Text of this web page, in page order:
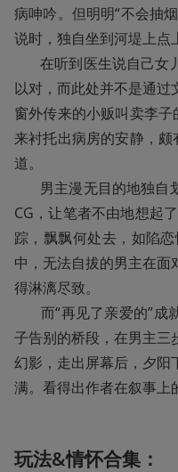
病呻吟。但明明“不会抽
说时，独自坐到河堤上点
       在听到医生说自己女儿病情严重时，男主顿时沉默无言
以对，而此处并不是通过
窗外传来的小贩叫卖李子
来衬托出病房的安静，颇
道。
CG，让笔者不由地想起
踪，飘飘何处去，如陷
中，无法自拔的男主在
得淋漓尽致。
子告别的桥段，在男主三
幻影，走出屏幕后，夕阳
满。看得出作者在叙事上
玩法&情怀合集：